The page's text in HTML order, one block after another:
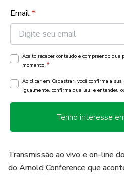
Email*
Aceito receber conteúdo e compreendo
momento. *
Ao clicar em Cadastrar, você confirma a
igualmente, confirma que leu, e entendeu
Tenho interesse
Transmissão ao vivo e on-line
do Arnold Conference que